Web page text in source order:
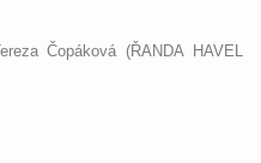
Čopáková (ŘANDA HAVEL